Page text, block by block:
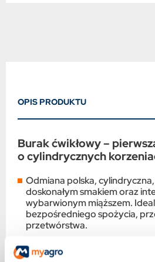
OPIS PRODUKTU
Burak ćwikłowy –
o cylindrycznych
Odmiana polska,
doskonałym smakiem oraz
wybarwionym miąższem.
bezpośredniego spożycia,
przetwórstwa.
Dzięki swojej wysokiej